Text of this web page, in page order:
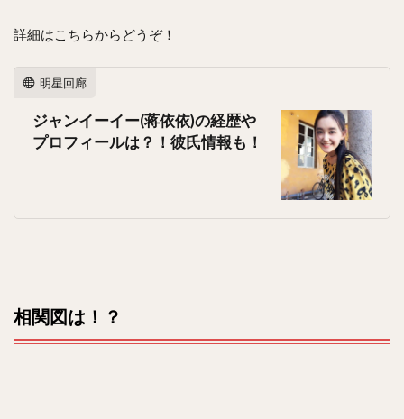
詳細はこちらからどうぞ！
明星回廊
ジャンイーイー(蒋依依)の経歴や
プロフィールは？！彼氏情報も！
相関図は！？